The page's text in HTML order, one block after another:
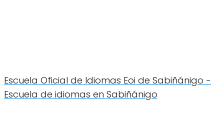
Escuela Oficial de Idiomas Eoi de Sabiñánigo -
Escuela de idiomas en Sabiñánigo